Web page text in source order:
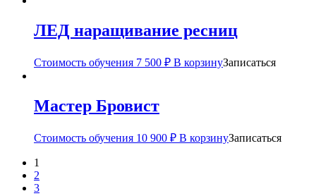
ЛЕД наращивание ресниц
Стоимость обучения 7 500 ₽ В корзинуЗаписаться
Мастер Бровист
Стоимость обучения 10 900 ₽ В корзинуЗаписаться
1
2
3